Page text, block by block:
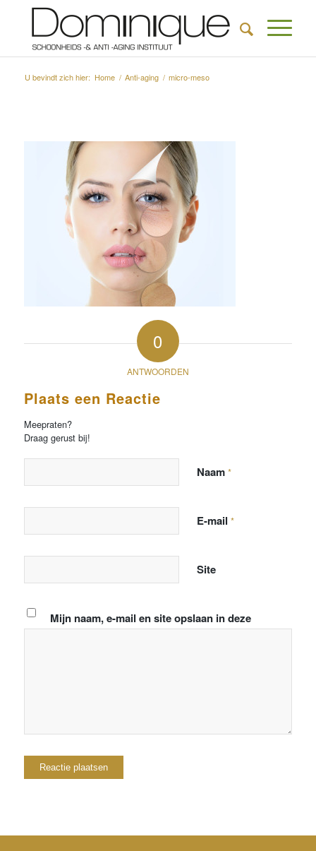
U bevindt zich hier: Home / Anti-aging / micro-meso
0
ANTWOORDEN
Plaats een Reactie
Meepraten?
Draag gerust bij!
Naam *
E-mail *
Site
Mijn naam, e-mail en site opslaan in deze
browser voor de volgende keer wanneer ik een